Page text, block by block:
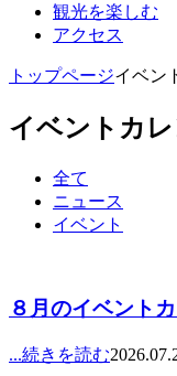
観光を楽しむ
アクセス
トップページイベン
イベントカ
全て
ニュース
イベント
８月のイベント
...続きを読む